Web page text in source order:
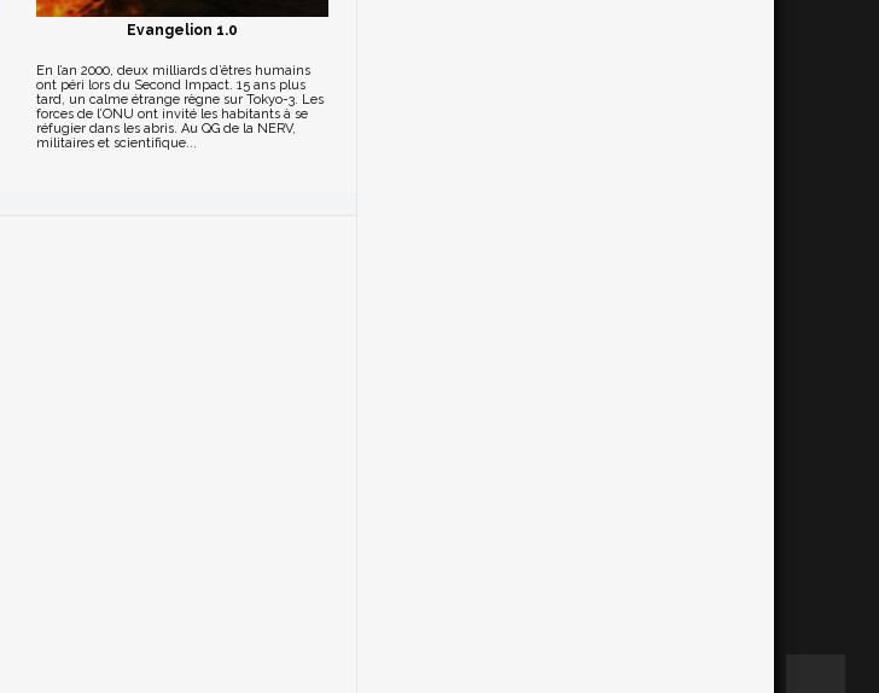
Evangelion 1.0
En l’an 2000, deux milliards d’êtres humains
ont péri lors du Second Impact. 15 ans plus
tard, un calme étrange règne sur Tokyo-3. Les
forces de l’ONU ont invité les habitants à se
réfugier dans les abris. Au QG de la NERV,
militaires et scientifique...